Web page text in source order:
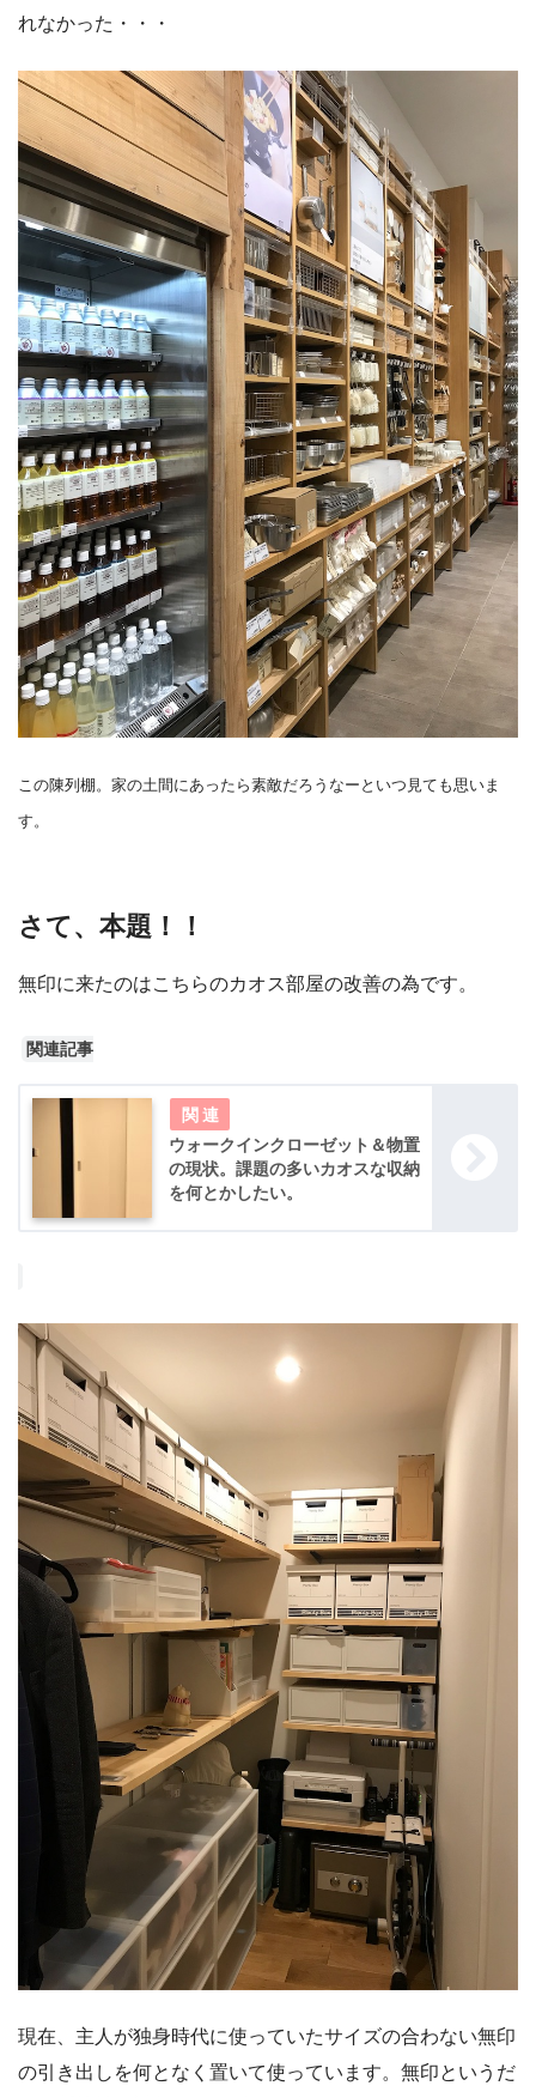
れなかった・・・
この陳列棚。家の土間にあったら素敵だろうなーといつ見ても思いま
す。
さて、本題！！
無印に来たのはこちらのカオス部屋の改善の為です。
関連記事
ウォークインクローゼット＆物置
の現状。課題の多いカオスな収納
を何とかしたい。
現在、主人が独身時代に使っていたサイズの合わない無印
の引き出しを何となく置いて使っています。無印というだ